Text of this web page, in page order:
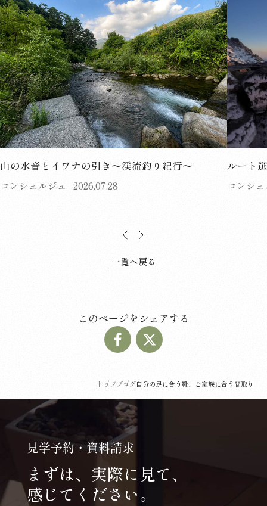
山の水音とイワナの引き〜渓流釣り紀行〜
コンシェルジュ 2026.07.28
ルート
コンシ
一覧へ戻る
このページをシェアする
トップブログ自分の足に合う靴、ご家族に合う間取り
見学予約・資料請求
まずは、実際に見て、
感じてください。